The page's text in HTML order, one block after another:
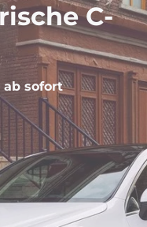
C-
ab sofort